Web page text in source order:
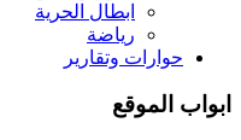
ابطال الحرية
رياضة
حوارات وتقارير
ابواب الموقع